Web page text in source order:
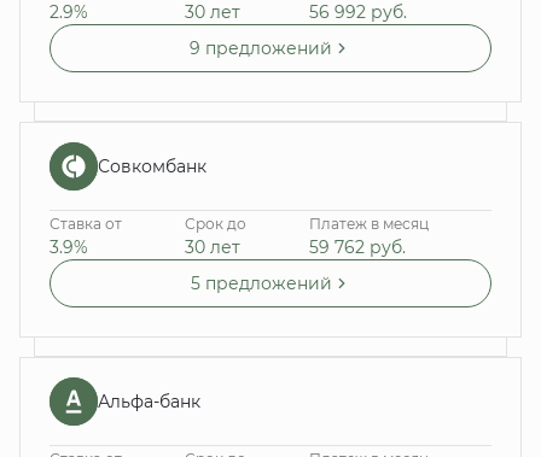
2.9% 30 лет 56 992 руб.
9 предложений
Совкомбанк
Ставка от
3.9%
Срок до
30 лет
Платеж в месяц
59 762 руб.
5 предложений
Альфа-банк